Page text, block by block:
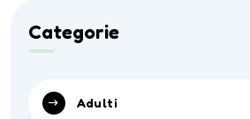
Categorie
Adulti